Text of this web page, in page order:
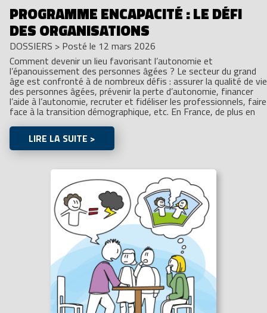
PROGRAMME ENCAPACITÉ : LE DÉFI
DES ORGANISATIONS
DOSSIERS > Posté le 12 mars 2026
Comment devenir un lieu favorisant l’autonomie et
l’épanouissement des personnes âgées ? Le secteur du grand
âge est confronté à de nombreux défis : assurer la qualité de vie
des personnes âgées, prévenir la perte d’autonomie, financer
l’aide à l’autonomie, recruter et fidéliser les professionnels, faire
face à la transition démographique, etc. En France, de plus en
LIRE LA SUITE >